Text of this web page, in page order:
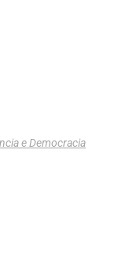
e Democracia